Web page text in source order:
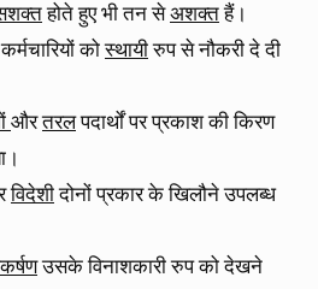
होते हुए भी तन सेअशक्तहैं।
कर्मचारियों कोस्थायीरुप से नौकरी दे दी
औरतरलपदार्थों पर प्रकाश की किरण
विदेशीदोनों प्रकार के खिलौने उपलब्ध
उसके विनाशकारी रुप को देखने